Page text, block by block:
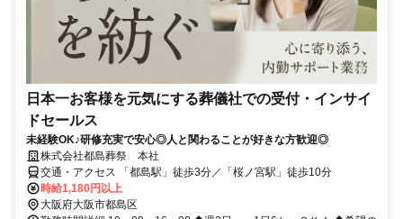
日本一お客様を元気にする葬儀社での受付・インサイ
ドセールス
未経験OK♪研修充実で安心◎人と関わることが好きな方歓迎◎
株式会社都島葬祭 本社
交通・アクセス 「都島駅」徒歩3分／「桜ノ宮駅」徒歩10分
時給1,180円以上
大阪府大阪市都島区